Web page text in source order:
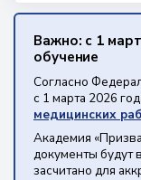
Важно: с 1
обучение
Согласно
с 1 марта 2026
медицинских
Академия
документы
засчитано для